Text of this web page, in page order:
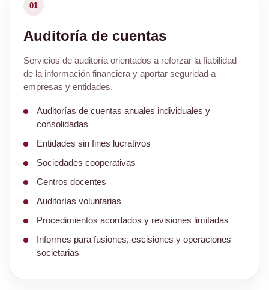
01
Auditoría de cuentas
Servicios de auditoría orientados a reforzar la fiabilidad
de la información financiera y aportar seguridad a
empresas y entidades.
Auditorías de cuentas anuales individuales y
consolidadas
Entidades sin fines lucrativos
Sociedades cooperativas
Centros docentes
Auditorías voluntarias
Procedimientos acordados y revisiones limitadas
Informes para fusiones, escisiones y operaciones
societarias